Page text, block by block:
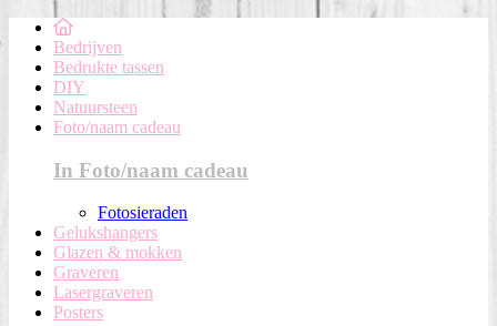
Bedrijven
Bedrukte tassen
DIY
Natuursteen
Foto/naam cadeau
In Foto/naam cadeau
Fotosieraden
Gelukshangers
Glazen & mokken
Graveren
Lasergraveren
Posters